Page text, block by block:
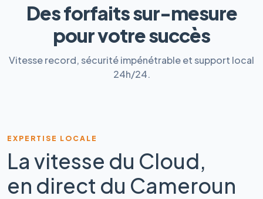
Des forfaits sur-mesure
pour votre succès
Vitesse record, sécurité impénétrable et support local
24h/24.
EXPERTISE LOCALE
La vitesse du Cloud,
en direct du Cameroun